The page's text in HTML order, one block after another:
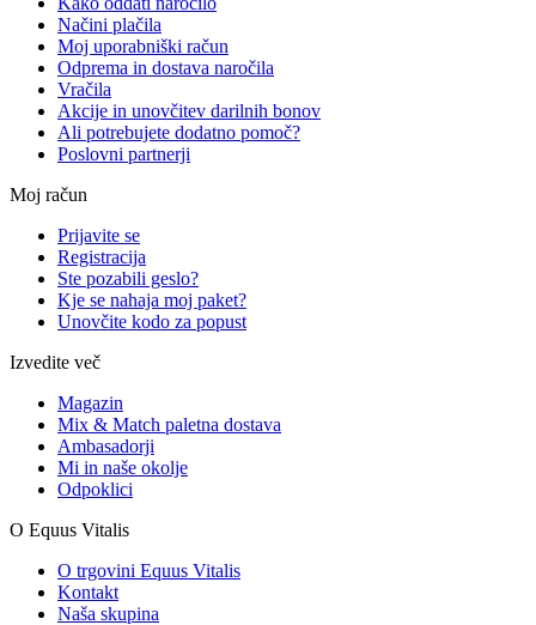
Načini plačila
Moj uporabniški račun
Odprema in dostava naročila
Vračila
Akcije in unovčitev darilnih bonov
Ali potrebujete dodatno pomoč?
Poslovni partnerji
Moj račun
Prijavite se
Registracija
Ste pozabili geslo?
Kje se nahaja moj paket?
Unovčite kodo za popust
Izvedite več
Magazin
Mix & Match paletna dostava
Ambasadorji
Mi in naše okolje
Odpoklici
O Equus Vitalis
O trgovini Equus Vitalis
Kontakt
Naša skupina